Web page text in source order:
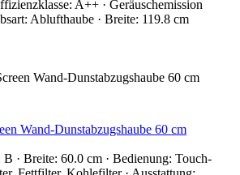
A++ · Geräuschemission
Ablufthaube · Breite: 119.8 cm
Wand-Dunstabzugshaube 60 cm
· Breite: 60.0 cm · Bedienung: Touch-